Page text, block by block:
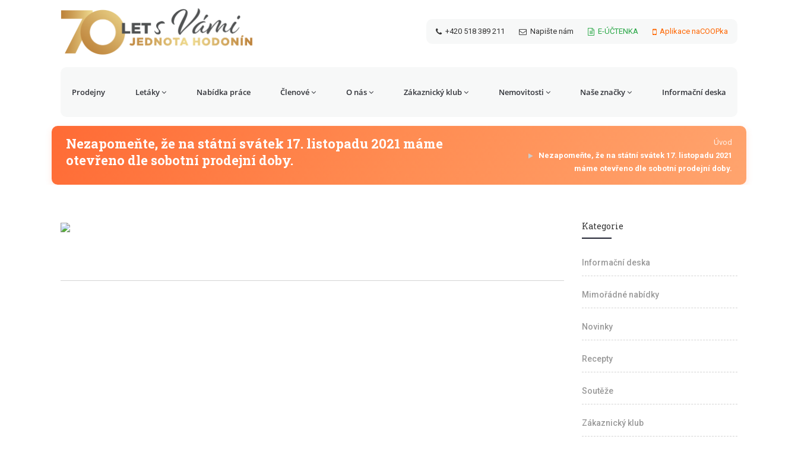
+420 518 389 211 Napište nám E-ÚČTENKA Aplikace naCOOPka
Prodejny Letáky Nabídka práce Členové O nás Zákaznický klub Nemovitosti Naše značky Informační deska
Nezapomeňte, že na státní svátek 17. listopadu 2021 máme
otevřeno dle sobotní prodejní doby.
Úvod
Nezapomeňte, že na státní svátek 17. listopadu 2021
máme otevřeno dle sobotní prodejní doby.
Kategorie
Informační deska
Mimořádné nabídky
Novinky
Recepty
Soutěže
Zákaznický klub